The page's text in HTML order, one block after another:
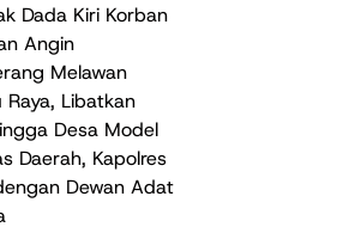
Dada Kiri Korban
Angin
Melawan
Libatkan
Desa Model
Daerah, Kapolres
Dewan Adat